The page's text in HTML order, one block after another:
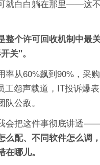
就白白躺在那里——这
整个许可回收机制中最
关"。
率从60%飙到90%，采
工怨声载道，IT投诉爆
公敌。
会把这件事彻底讲透
么配、不同软件怎么调
哪儿。